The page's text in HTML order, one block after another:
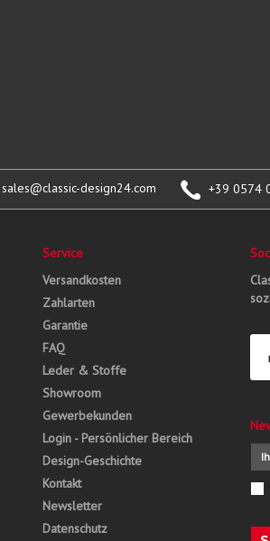
sales@classic-design24.com +39 0574
Service
Versandkosten
Zahlarten
Garantie
FAQ
Leder & Stoffe
Showroom
Gewerbekunden
Login - Persönlicher Bereich
Design-Geschichte
Kontakt
Newsletter
Datenschutz